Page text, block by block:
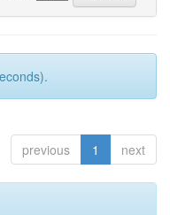
previous 1 next